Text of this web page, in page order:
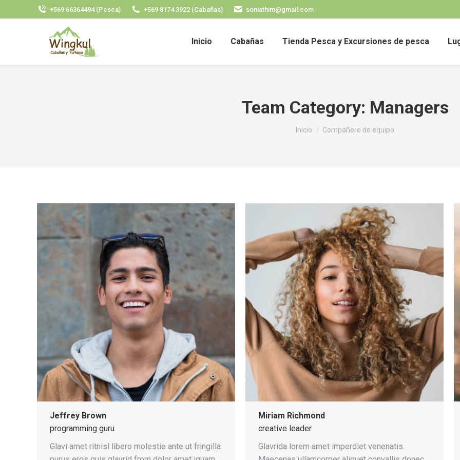
+569 66364494 (Pesca) +569 8174 3922 (Cabañas) soniathim@gmail.com
Inicio Cabañas Tienda Pesca y Excursiones de pesca
Team Category: Managers
Estás aquí:
Inicio Compañero de equipo
Jeffrey Brown
programming guru
Glavi amet ritnisl libero molestie ante ut fringilla
Miriam Richmond
creative leader
Glavrida lorem amet imperdiet venenatis.